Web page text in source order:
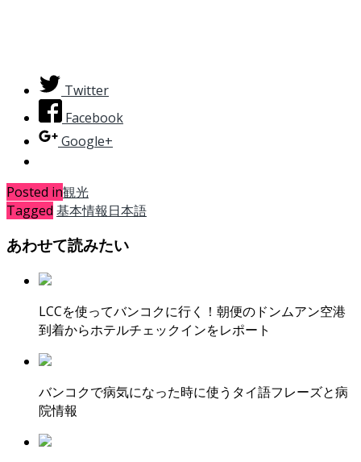
Twitter
Facebook
Google+
Posted in観光
Tagged 基本情報日本語
あわせて読みたい
LCCを使ってバンコクに行く！朝便のドンムアン空港
到着からホテルチェックインをレポート
バンコクで病気になった時に使うタイ語フレーズと病
院情報